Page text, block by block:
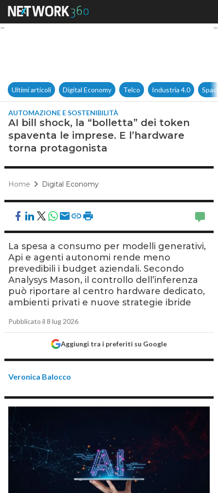
AI bill shock, la “bolletta” dei
Ultimi articoli Digital Economy Telco Industria 4.0
AUTOMAZIONE E SOSTENIBILITÀ
AI bill shock, la “bolletta” dei token
spaventa le imprese. E l’hardware
torna protagonista
Home Digital Economy
La spesa a consumo per modelli generativi,
Api e agenti autonomi rende meno
prevedibili i budget aziendali. Secondo
Analysys Mason, il controllo dell’inferenza
può riportare al centro hardware dedicato,
ambienti privati e nuove strategie ibride
Pubblicato il 8 lug 2026
Aggiungi tra i preferiti su Google
Veronica Balocco